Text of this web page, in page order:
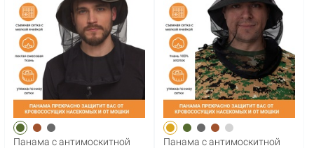
Панама с антимоскитной
Панама с антимоскитной